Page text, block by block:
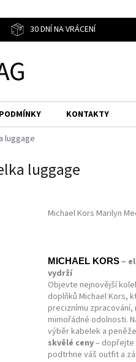
30 DNÍ NA VRÁCENÍ
KONTAKTY
luggage
luggage
Michael Kors Marilyn
MICHAEL KORS –
vydrží
Objevte nejnovější
doplňků Michael Kors,
preciznímu zpracování,
mimořádné odolnosti.
výběr kabelek a
skvělé ceny– dopřejte
podtrhne váš outfit a